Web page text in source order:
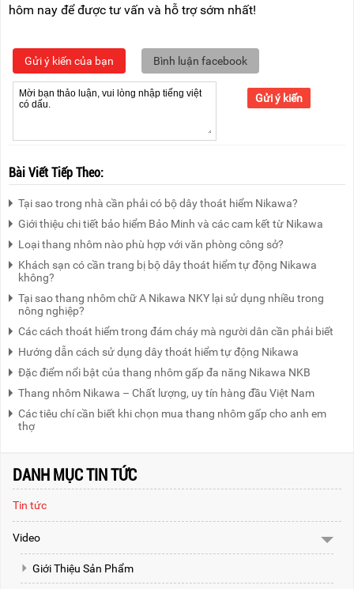
hôm nay để được tư vấn và hỗ trợ sớm nhất!
Gửi ý kiến của bạn Bình luận facebook
Gửi ý kiến
Bài Viết Tiếp Theo:
Tại sao trong nhà cần phải có bộ dây thoát hiểm Nikawa?
Giới thiệu chi tiết bảo hiểm Bảo Minh và các cam kết từ Nikawa
Loại thang nhôm nào phù hợp với văn phòng công sở?
Khách sạn có cần trang bị bộ dây thoát hiểm tự động Nikawa
không?
Tại sao thang nhôm chữ A Nikawa NKY lại sử dụng nhiều trong
nông nghiệp?
Các cách thoát hiểm trong đám cháy mà người dân cần phải biết
Hướng dẫn cách sử dụng dây thoát hiểm tự động Nikawa
Đặc điểm nổi bật của thang nhôm gấp đa năng Nikawa NKB
Thang nhôm Nikawa – Chất lượng, uy tín hàng đầu Việt Nam
Các tiêu chí cần biết khi chọn mua thang nhôm gấp cho anh em
thợ
DANH MỤC TIN TỨC
Tin tức
Video
Giới Thiệu Sản Phẩm